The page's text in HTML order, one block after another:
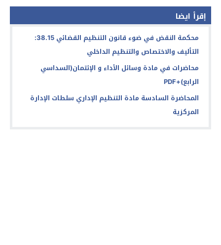
إقرأ ايضا
محكمة النقض في ضوء قانون التنظيم القضائي 38.15:
التأليف والاختصاص والتنظيم الداخلي
محاضرات في مادة وسائل الأداء و الإئتمان(السداسي
الرابع)+PDF
المحاضرة السادسة مادة التنظيم الإداري سلطات الإدارة
المركزية